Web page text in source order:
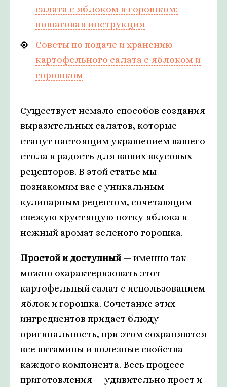
салата с яблоком и горошком:
пошаговая инструкция
Советы по подаче и хранению
картофельного салата с яблоком и
горошком
Существует немало способов создания
выразительных салатов, которые
станут настоящим украшением вашего
стола и радость для ваших вкусовых
рецепторов. В этой статье мы
познакомим вас с уникальным
кулинарным рецептом, сочетающим
свежую хрустящую нотку яблока и
нежный аромат зеленого горошка.
Простой и доступный— именно так
можно охарактеризовать этот
картофельный салат с использованием
яблок и горошка. Сочетание этих
ингредиентов придает блюду
оригинальность, при этом сохраняются
все витамины и полезные свойства
каждого компонента. Весь процесс
приготовления — удивительно прост и